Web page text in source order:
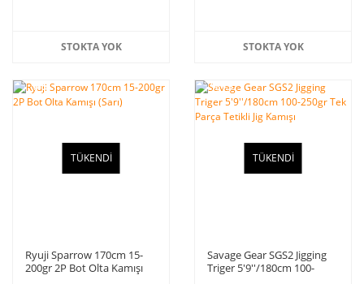
STOKTA YOK STOKTA YOK
%5
indirim
TÜKENDİ
Ryuji Sparrow 170cm 15-
200gr 2P Bot Olta Kamışı
%15
indirim
TÜKENDİ
Savage Gear SGS2 Jigging
Triger 5'9''/180cm 100-